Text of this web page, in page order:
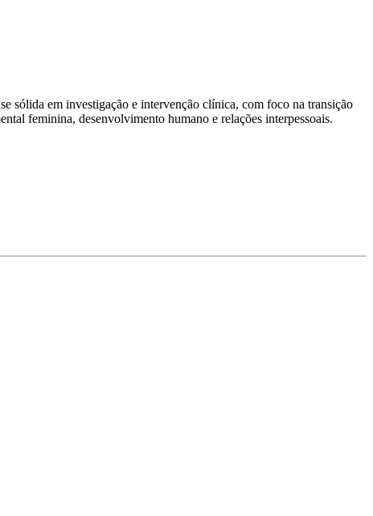
sólida em investigação e intervenção clínica, com foco na transição
feminina, desenvolvimento humano e relações interpessoais.